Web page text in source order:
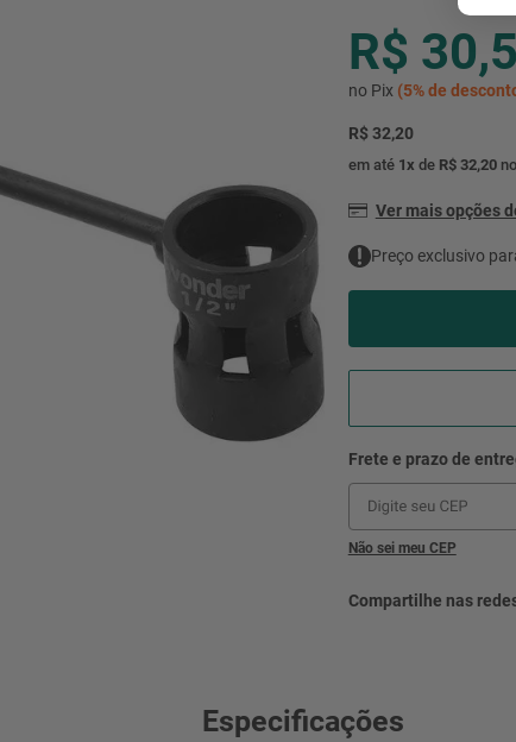
R$
no Pix (5%de
R$ 32,20
em até 1x de R$ 32,20
Ver mais opções
Preço exclusivo
Não sei meu CEP
Especificações
cadeira
mesa
condicionado